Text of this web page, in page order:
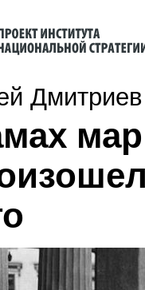
Дмитриев